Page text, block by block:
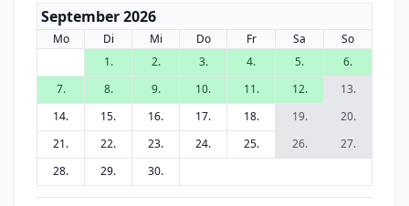
September 2026
Mo Di Mi Do Fr Sa
So
1.
2. 3. 4. 5.
6.
7.
8. 9. 10. 11. 12.
13.
14.
15. 16. 17. 18. 19.
20.
21.
22. 23. 24. 25. 26.
27.
28.
29. 30.